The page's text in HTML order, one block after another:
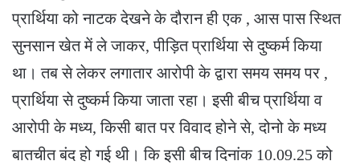
प्रार्थिया को नाटक देखने के दौरान ही एक , आस पास स्थित
सुनसान खेत में ले जाकर, पीड़ित प्रार्थिया से दुष्कर्म किया
था। तब से लेकर लगातार आरोपी के द्वारा समय समय पर ,
प्रार्थिया से दुष्कर्म किया जाता रहा। इसी बीच प्रार्थिया व
आरोपी के मध्य, किसी बात पर विवाद होने से, दोनो के मध्य
बातचीत बंद हो गई थी। कि इसी बीच दिनांक 10.09.25 को